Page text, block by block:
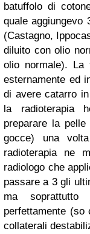
batuffolo di
quale aggiungevo
(Castagno,
diluito con olio
olio normale). La
esternamente ed
di avere catarro
la radioterapia
preparare la
gocce) una
radioterapia ne
radiologo che
passare a 3 gli
ma soprattutto
perfettamente (so
collaterali